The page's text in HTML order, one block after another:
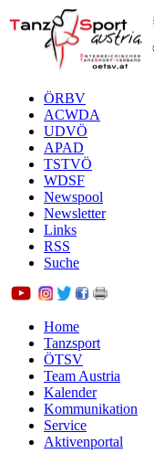
ÖRBV
ACWDA
UDVÖ
APAD
TSTVÖ
WDSF
Newspool
Newsletter
Links
RSS
Suche
Home
Tanzsport
ÖTSV
Team Austria
Kalender
Kommunikation
Service
Aktivenportal